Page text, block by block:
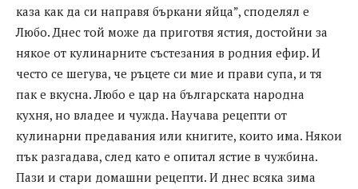
каза как да си направя бъркани яйца”, споделял е
Любо. Днес той може да приготвя ястия, достойни за
някое от кулинарните състезания в родния ефир. И
често се шегува, че ръцете си мие и прави супа, и тя
пак е вкусна. Любо е цар на българската народна
кухня, но владее и чужда. Научава рецепти от
кулинарни предавания или книгите, които има. Някои
пък разгадава, след като е опитал ястие в чужбина.
Пази и стари домашни рецепти. И днес всяка зима